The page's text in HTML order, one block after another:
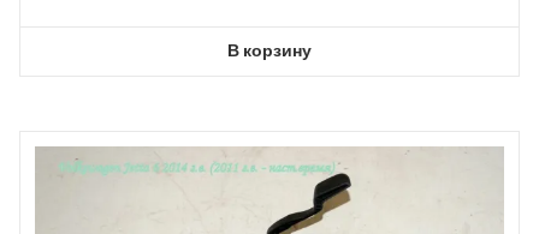
В корзину